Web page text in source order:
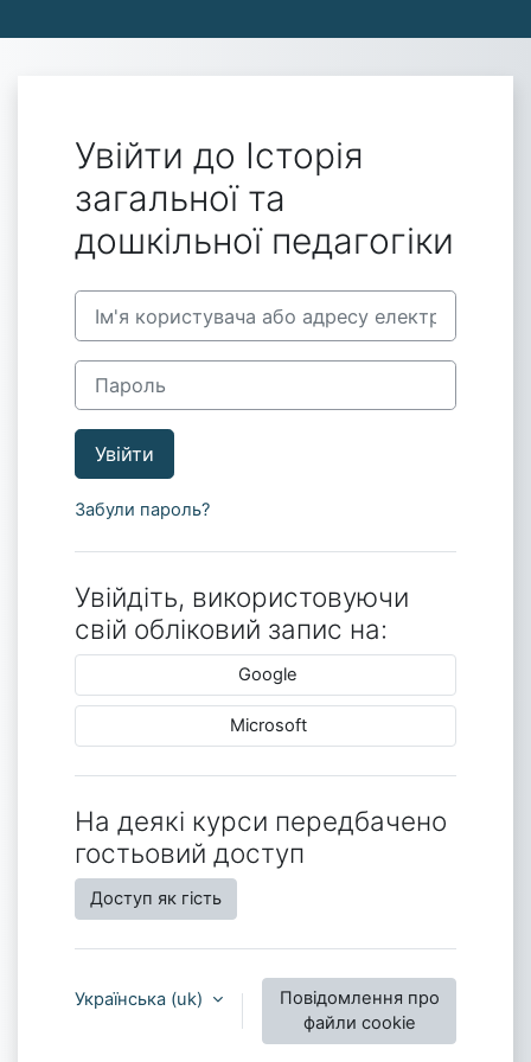
Увійти до Історія
загальної та
дошкільної педагогіки
Ім'я користувача або адресу електронної пошти
Пароль
Увійти
Забули пароль?
Увійдіть, використовуючи
свій обліковий запис на:
Google
Microsoft
На деякі курси передбачено
гостьовий доступ
Доступ як гість
Українська ‎(uk)‎
Повідомлення про
файли cookie